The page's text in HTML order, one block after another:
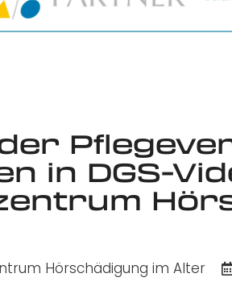
in DGS-
Hörschädigung im Alter